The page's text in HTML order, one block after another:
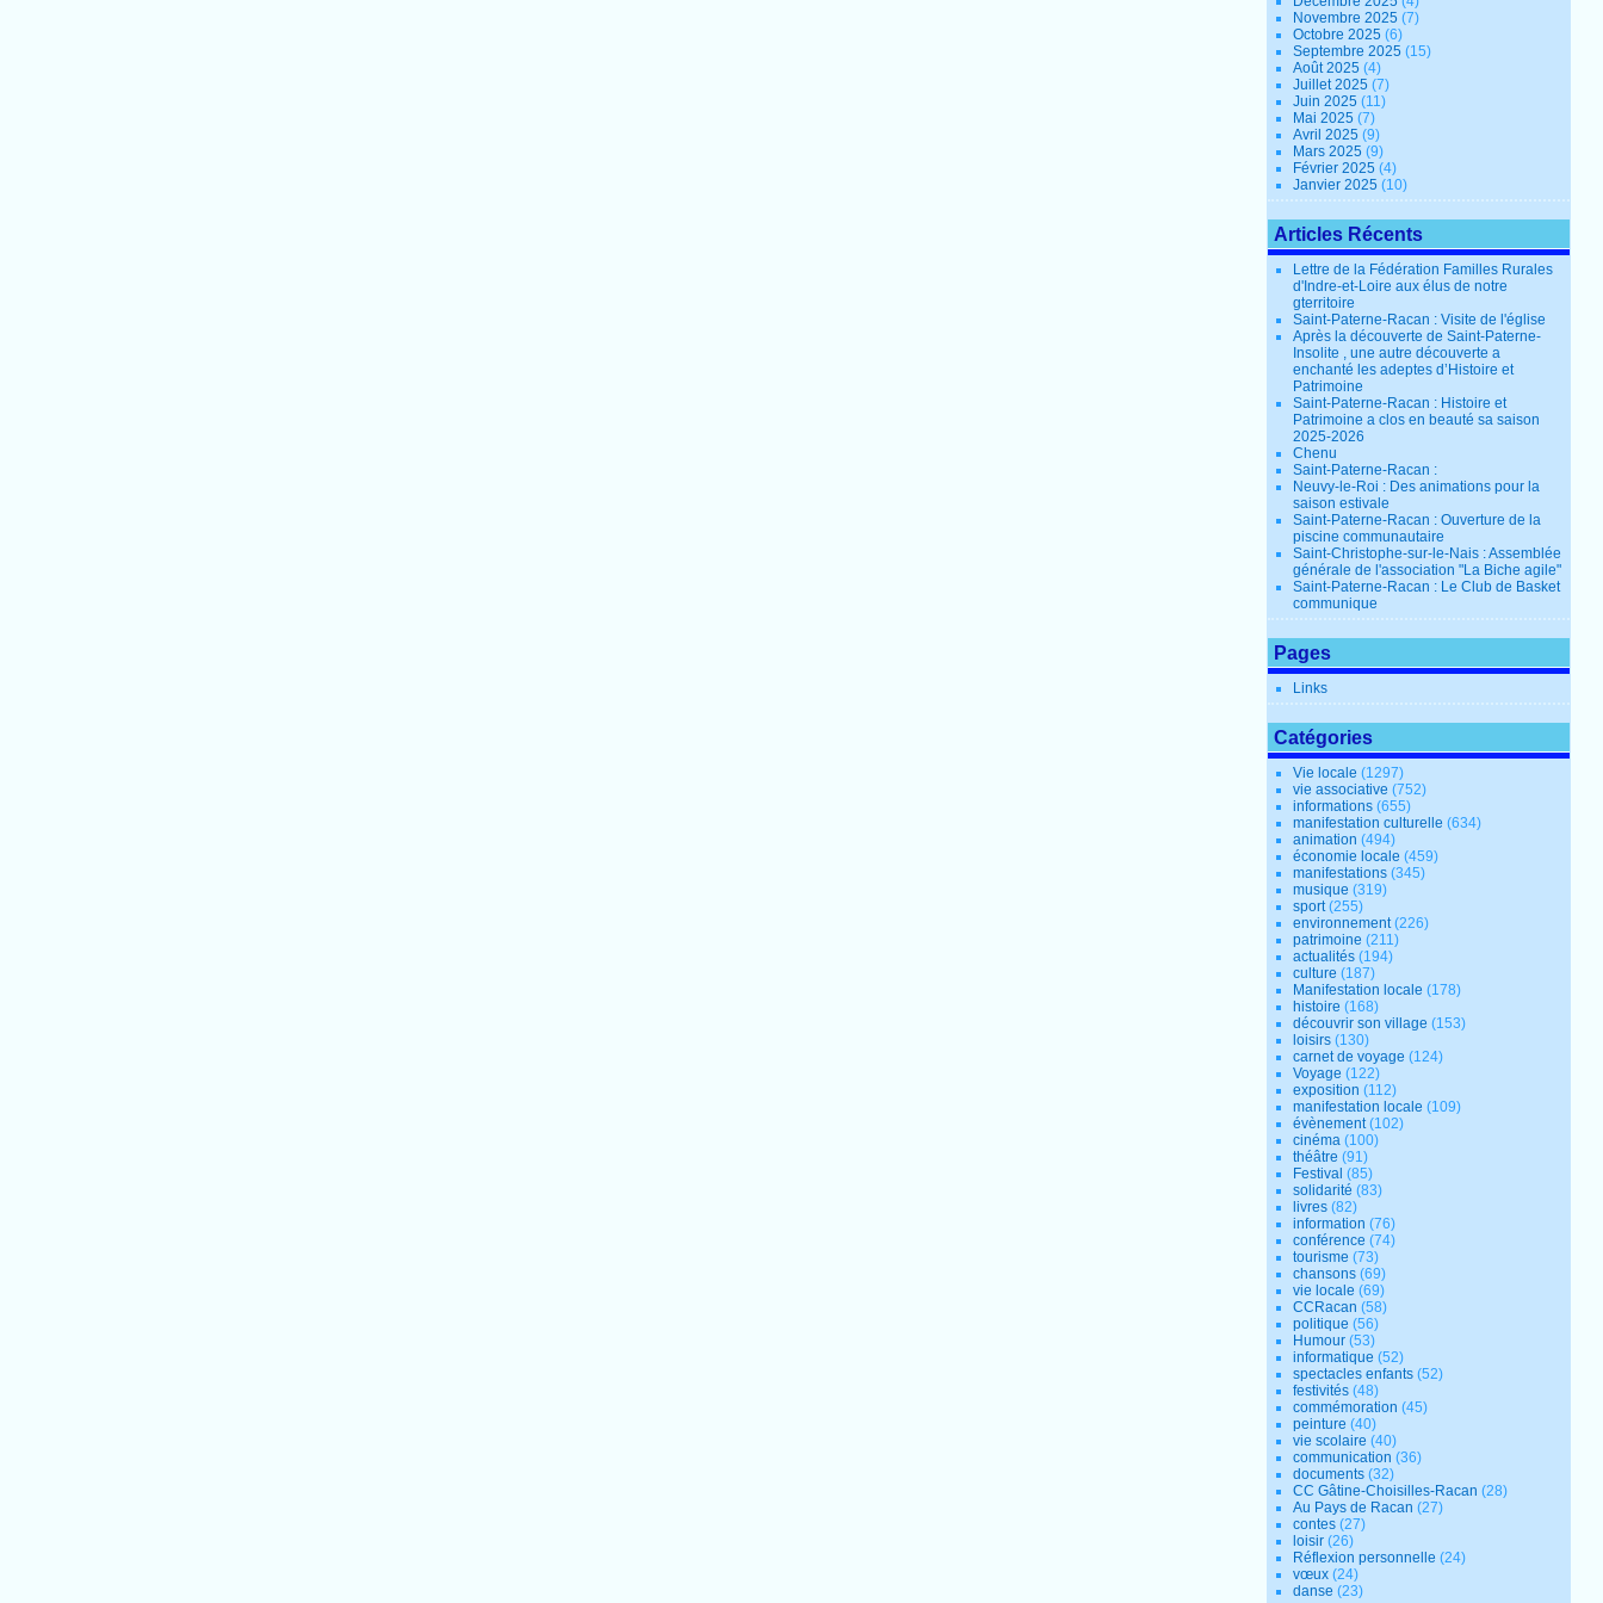
Novembre 2025(7)
Octobre 2025(6)
Septembre 2025(15)
Août 2025(4)
Juillet 2025(7)
Juin 2025(11)
Mai 2025(7)
Avril 2025(9)
Mars 2025(9)
Février 2025(4)
Janvier 2025(10)
Articles Récents
Lettre de la Fédération Familles Rurales
d'Indre-et-Loire aux élus de notre
gterritoire
Saint-Paterne-Racan : Visite de l'église
Après la découverte de Saint-Paterne-
Insolite , une autre découverte a
enchanté les adeptes d’Histoire et
Patrimoine
Saint-Paterne-Racan : Histoire et
Patrimoine a clos en beauté sa saison
2025-2026
Chenu
Saint-Paterne-Racan :
Neuvy-le-Roi : Des animations pour la
saison estivale
Saint-Paterne-Racan : Ouverture de la
piscine communautaire
Saint-Christophe-sur-le-Nais : Assemblée
générale de l'association "La Biche agile"
Saint-Paterne-Racan : Le Club de Basket
communique
Pages
Links
Catégories
Vie locale (1297)
vie associative (752)
informations (655)
manifestation culturelle (634)
animation (494)
économie locale (459)
manifestations (345)
musique (319)
sport(255)
environnement(226)
patrimoine (211)
actualités (194)
culture (187)
Manifestation locale (178)
histoire (168)
découvrir son village (153)
loisirs (130)
carnet de voyage (124)
Voyage (122)
exposition (112)
manifestation locale (109)
évènement(102)
cinéma (100)
théâtre (91)
Festival (85)
solidarité (83)
livres (82)
information (76)
conférence (74)
tourisme (73)
chansons (69)
vie locale (69)
CCRacan (58)
politique (56)
Humour (53)
informatique (52)
spectacles enfants (52)
festivités (48)
commémoration (45)
peinture (40)
vie scolaire (40)
communication (36)
documents (32)
CC Gâtine-Choisilles-Racan (28)
Au Pays de Racan (27)
contes (27)
loisir (26)
Réflexion personnelle (24)
vœux (24)
danse (23)